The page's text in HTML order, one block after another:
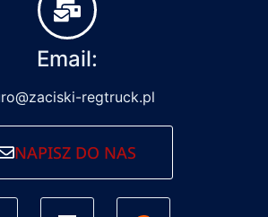
Email:
regtruck.pl
NAPISZ DO NAS